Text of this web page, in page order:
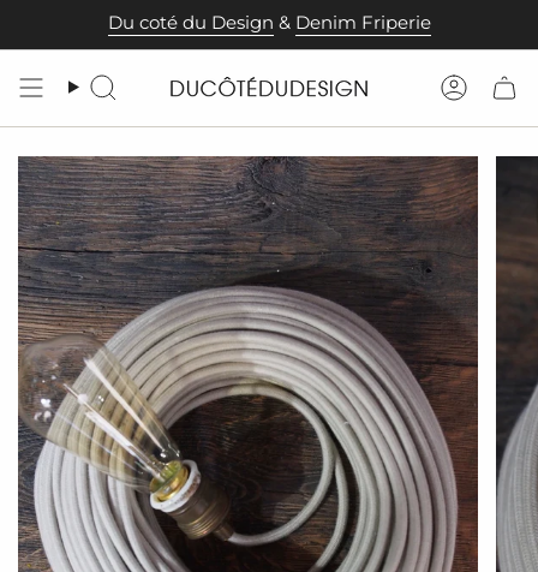
contenu
de
page
Du coté du Design & Denim Friperie
Recherche